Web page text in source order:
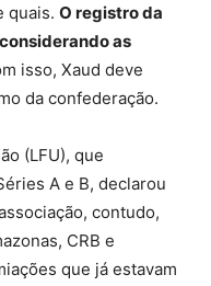
quais. O registro da
as
isso, Xaud deve
da confederação.
(LFU), que
A e B, declarou
contudo,
CRB e
que já estavam